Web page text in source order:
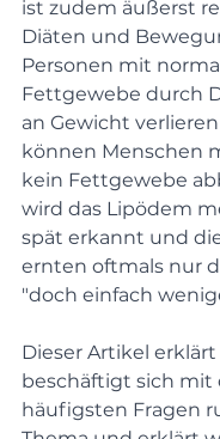
ist zudem äußerst
Diäten und
Personen mit
Fettgewebe durch
an Gewicht
können Menschen
kein Fettgewebe
wird das Lipödem
spät erkannt und
ernten oftmals nur
"doch einfach
Dieser Artikel
beschäftigt sich mit
häufigsten Fragen